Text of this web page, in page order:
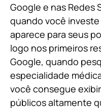
Google e nas Redes
quando você
aparece para seus
logo nos primeiros
Google, quando
especialidade
você consegue
públicos altamente